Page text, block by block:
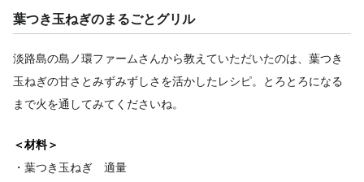
葉つき玉ねぎのまるごとグリル
淡路島の島ノ環ファームさんから教えていただいたのは、葉つき
玉ねぎの甘さとみずみずしさを活かしたレシピ。とろとろになる
まで火を通してみてくださいね。
＜材料＞
・葉つき玉ねぎ 適量